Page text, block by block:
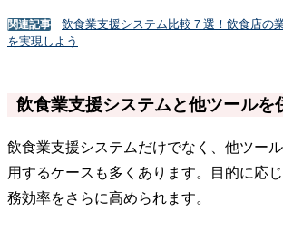
関連記事
飲食業支援システム比較７選！飲食店の
を実現しよう
飲食業支援システムと他ツールを
飲食業支援システムだけでなく、他ツー
用するケースも多くあります。目的に応
務効率をさらに高められます。